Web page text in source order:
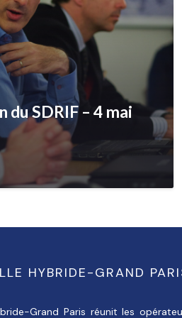
du SDRIF – 4 mai
HYBRIDE-GRAND
Grand Paris réunit les